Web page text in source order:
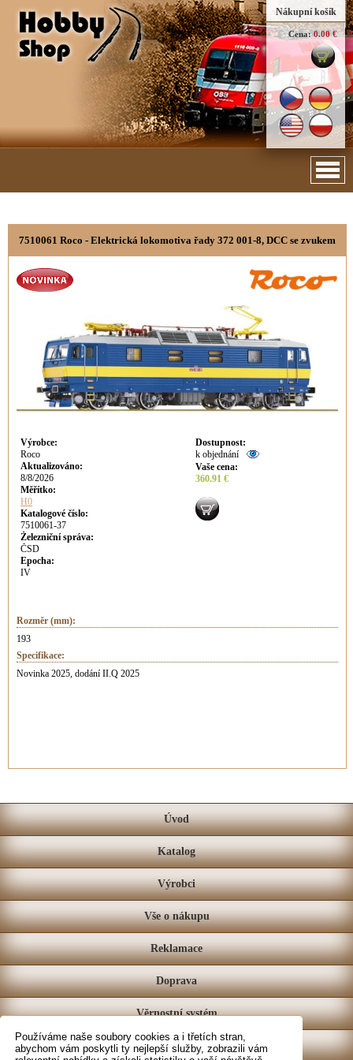
Používáme naše soubory cookies a i třetích stran,
abychom vám poskytli ty nejlepší služby, zobrazili vám
Nákupní košík
Cena: 0.00 €
7510061 Roco - Elektrická lokomotiva řady 372 001-8, DCC se zvukem
Výrobce:
Roco
Aktualizováno:
8/8/2026
Měřítko:
H0
Katalogové číslo:
7510061-37
Železniční správa:
ČSD
Epocha:
IV
Dostupnost:
k objednání
Vaše cena:
360.91 €
Rozměr (mm):
193
Specifikace:
Novinka 2025, dodání II.Q 2025
Úvod
Katalog
Výrobci
Vše o nákupu
Reklamace
Doprava
Věrnostní systém
Prodejna